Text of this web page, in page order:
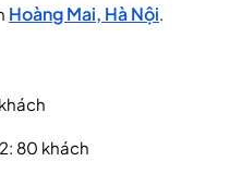
Hoàng Mai, Hà Nội
80 khách